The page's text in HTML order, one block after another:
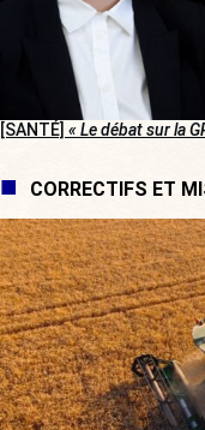
[SANTÉ] « Le débat sur la
CORRECTIFS ET